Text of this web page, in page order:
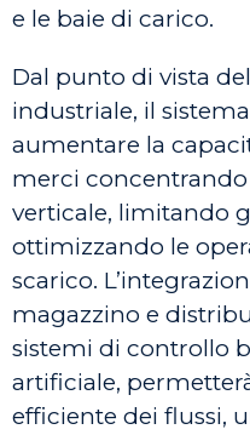
e le baie di carico.
Dal punto di vista
industriale, il
aumentare la
merci
verticale, limitando
ottimizzando le
scarico.
magazzino e
sistemi di controllo
artificiale,
efficiente dei flussi,